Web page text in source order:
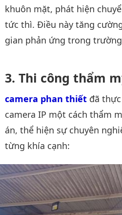
khuôn mặt, phát hiện
tức thì. Điều này tăng
gian phản ứng trong
Thi công thẩm
camera phan thiết đã
camera IP một cách thẩm
án, thể hiện sự chuyên
từng khía cạnh: